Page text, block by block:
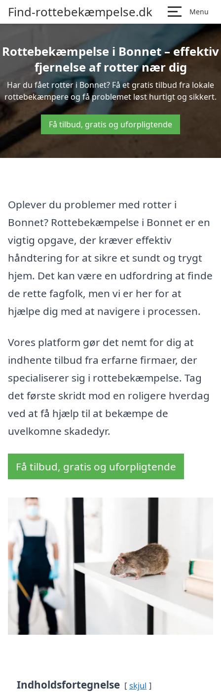
Find-rottebekæmpelse.dk Menu
Rottebekæmpelse i Bonnet – effektiv
fjernelse af rotter nær dig
Har du fået rotter i Bonnet? Få et gratis tilbud fra lokale
rottebekæmpere og få problemet løst hurtigt og sikkert.
Få tilbud, gratis og uforpligtende
Oplever du problemer med rotter i
Bonnet? Rottebekæmpelse i Bonnet er en
vigtig opgave, der kræver effektiv
håndtering for at sikre et sundt og trygt
hjem. Det kan være en udfordring at finde
de rette fagfolk, men vi er her for at
hjælpe dig med at navigere i processen.
Vores platform gør det nemt for dig at
indhente tilbud fra erfarne firmaer, der
specialiserer sig i rottebekæmpelse. Tag
det første skridt mod en roligere hverdag
ved at få hjælp til at bekæmpe de
uvelkomne skadedyr.
Få tilbud, gratis og uforpligtende
Indholdsfortegnelse skjul